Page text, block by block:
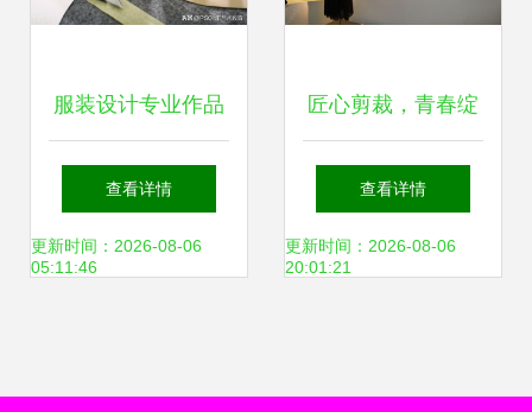
服装设计专业作品
集 从概念到成品的
数字化制作全攻略
查看详情
更新时间：2026-08-06
05:11:46
匠心剪裁，青春绽
放 轻纺与食品学院
服装设计与工程专
查看详情
更新时间：2026-08-06
20:01:21